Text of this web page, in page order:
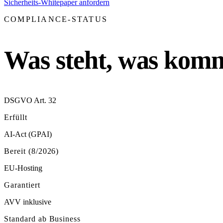
Sicherheits-Whitepaper anfordern
COMPLIANCE-STATUS
Was steht, was
DSGVO Art. 32
Erfüllt
AI-Act (GPAI)
Bereit (8/2026)
EU-Hosting
Garantiert
AVV inklusive
Standard ab Business